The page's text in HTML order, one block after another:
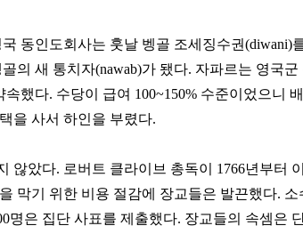
동인도회사는 훗날 벵골 조세징수권(diwani)
의 새 통치자(nawab)가 됐다. 자파르는 영국
속했다. 수당이 급여 100~150% 수준이었으니
을 사서 하인을 부렸다.
않았다. 로버트 클라이브 총독이 1766년부터
막기 위한 비용 절감에 장교들은 발끈했다.
명은 집단 사표를 제출했다. 장교들의 속셈은